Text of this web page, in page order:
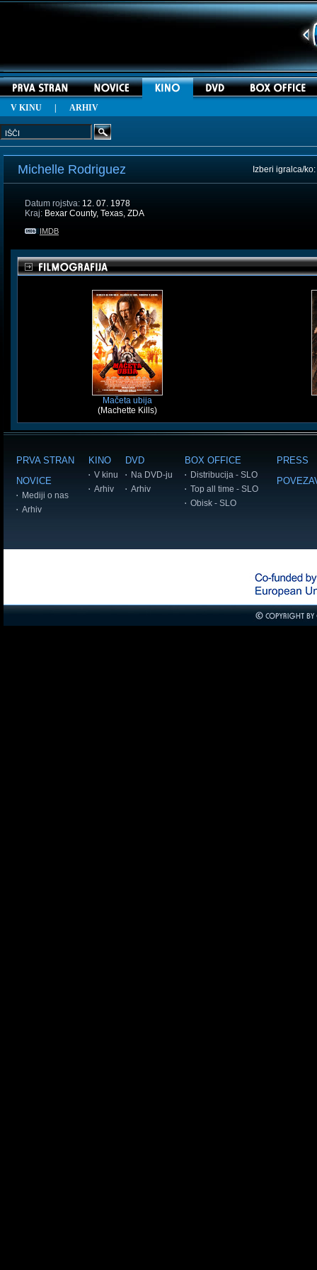
V KINU ARHIV
Michelle Rodriguez Izberi igralca/ko:
Datum rojstva: 12. 07. 1978
Kraj: Bexar County, Texas, ZDA
IMDB
Mačeta ubija
(Machette Kills)
PRVA STRAN
NOVICE
Mediji o nas
Arhiv
KINO
V kinu
Arhiv
DVD
Na DVD-ju
Arhiv
BOX OFFICE
Distribucija - SLO
Top all time - SLO
Obisk - SLO
PRESS